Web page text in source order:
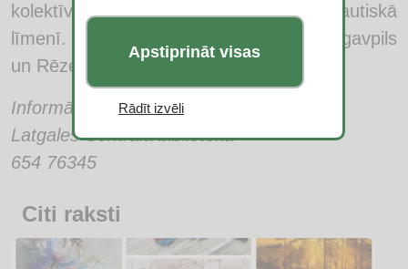
kolektīvajās izstādēs, tai skaitā starptautiskā
līmenī. Mākslinieces darbi atrodami Daugavpils
un Rēzeknes muzeju kolekcijās.
Informāciju sagatavoja:
Latgales Centrālā bibliotēka
654 76345
Citi raksti
Apstiprināt visas
Rādīt izvēli